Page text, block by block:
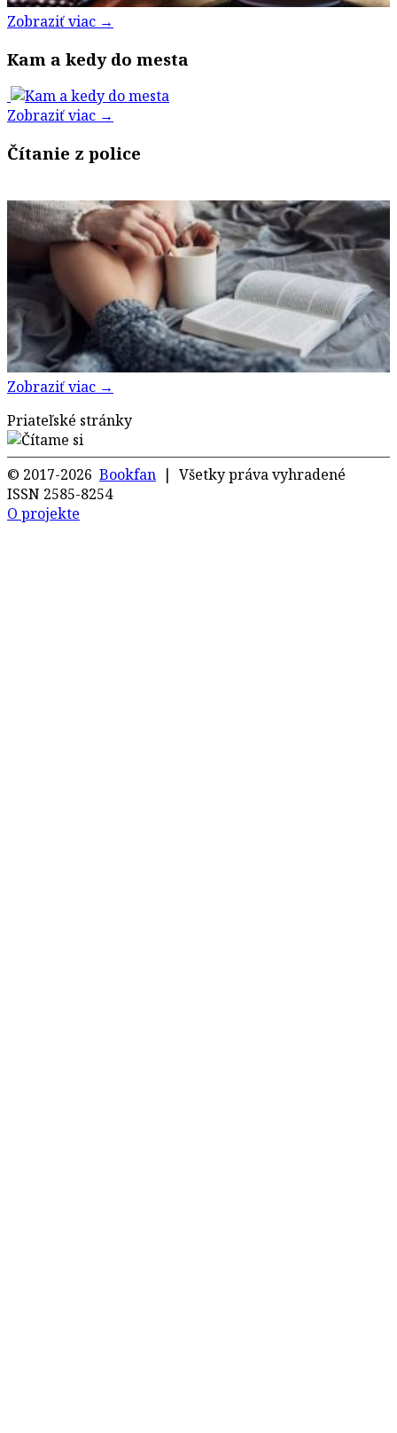
Zobraziť viac →
Kam a kedy do mesta
Zobraziť viac →
Čítanie z police
Zobraziť viac →
Priateľské stránky
© 2017-2026 Bookfan | Všetky práva vyhradené
ISSN 2585-8254
O projekte